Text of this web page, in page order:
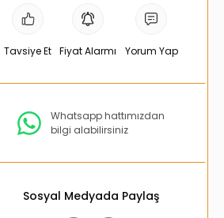
Tavsiye Et Fiyat Alarmı Yorum Yap
Whatsapp hattımızdan
bilgi alabilirsiniz
Sosyal Medyada Paylaş